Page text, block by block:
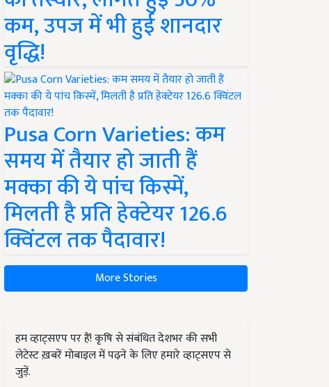
कम, उपज में भी हुई शानदार
वृद्धि!
Pusa Corn Varieties: कम
समय में तैयार हो जाती हैं
मक्का की ये पांच किस्में,
मिलती है प्रति हेक्टेयर 126.6
क्विंटल तक पैदावार!
More Stories
हम व्हाट्सएप पर हैं! कृषि से संबंधित देशभर की सभी
लेटेस्ट ख़बरें मोबाइल में पढ़ने के लिए हमारे व्हाट्सएप से
जुड़ें.